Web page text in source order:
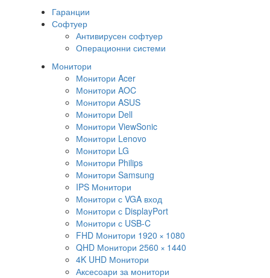
Гаранции
Софтуер
Антивирусен софтуер
Операционни системи
Монитори
Монитори Acer
Монитори AOC
Монитори ASUS
Монитори Dell
Монитори ViewSonic
Монитори Lenovo
Монитори LG
Монитори Philips
Монитори Samsung
IPS Монитори
Монитори с VGA вход
Монитори с DisplayPort
Монитори с USB-C
FHD Монитори 1920 × 1080
QHD Монитори 2560 × 1440
4K UHD Монитори
Аксесоари за монитори